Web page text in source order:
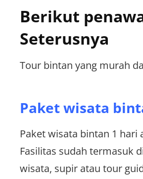
Berikut
Seterusnya
Tour bintan yang murah
Paket wisata
Paket wisata bintan 1
Fasilitas sudah termasuk
wisata, supir atau tour